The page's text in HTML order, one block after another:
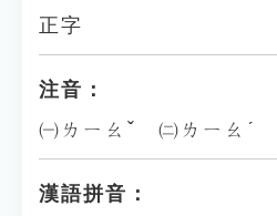
正字
注音：
㈠ㄌㄧㄠˇ ㈡ㄌㄧㄠˊ
漢語拼音：